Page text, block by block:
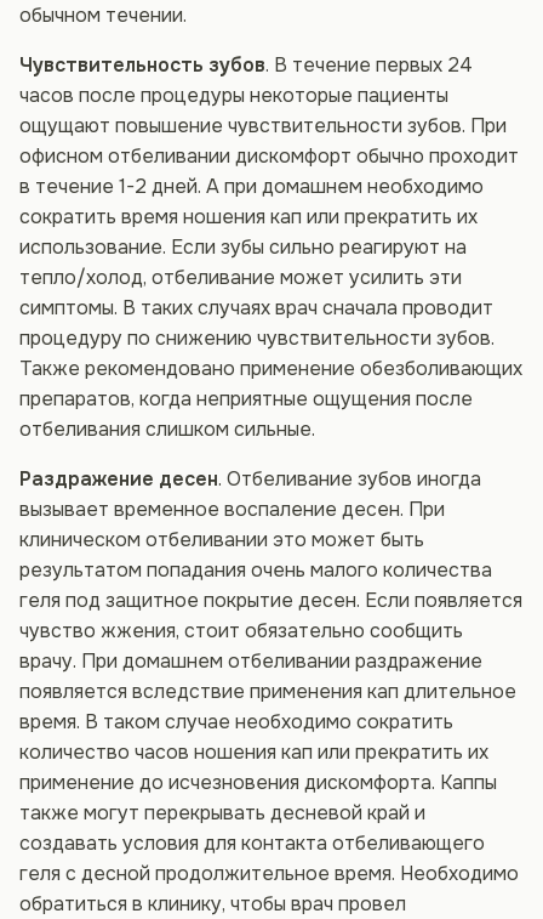
обычном течении.
Чувствительность зубов. В течение первых 24
часов после процедуры некоторые пациенты
ощущают повышение чувствительности зубов. При
офисном отбеливании дискомфорт обычно проходит
в течение 1-2 дней. А при домашнем необходимо
сократить время ношения кап или прекратить их
использование. Если зубы сильно реагируют на
тепло/холод, отбеливание может усилить эти
симптомы. В таких случаях врач сначала проводит
процедуру по снижению чувствительности зубов.
Также рекомендовано применение обезболивающих
препаратов, когда неприятные ощущения после
отбеливания слишком сильные.
Раздражение десен. Отбеливание зубов иногда
вызывает временное воспаление десен. При
клиническом отбеливании это может быть
результатом попадания очень малого количества
геля под защитное покрытие десен. Если появляется
чувство жжения, стоит обязательно сообщить
врачу. При домашнем отбеливании раздражение
появляется вследствие применения кап длительное
время. В таком случае необходимо сократить
количество часов ношения кап или прекратить их
применение до исчезновения дискомфорта. Каппы
также могут перекрывать десневой край и
создавать условия для контакта отбеливающего
геля с десной продолжительное время. Необходимо
обратиться в клинику, чтобы врач провел